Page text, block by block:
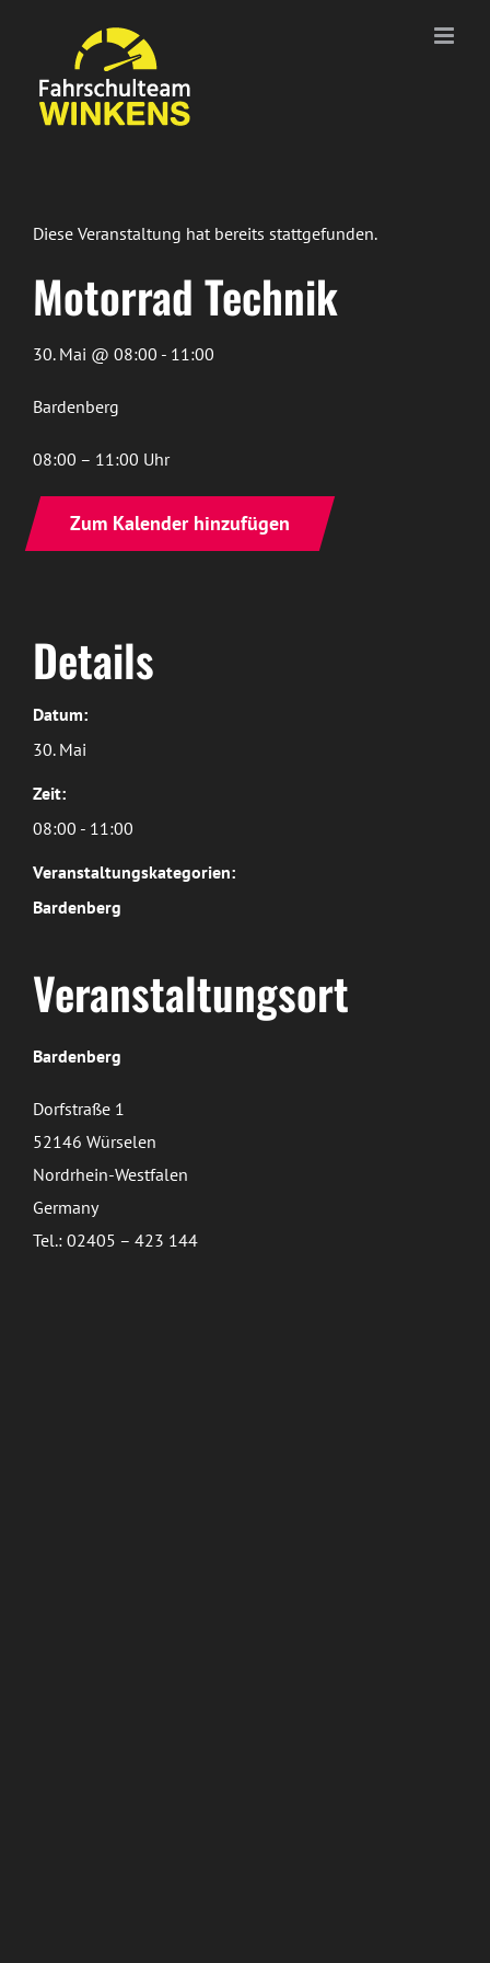
springen
Diese Veranstaltung hat bereits stattgefunden.
Motorrad Technik
30. Mai @ 08:00 - 11:00
Bardenberg
08:00 – 11:00 Uhr
Zum Kalender hinzufügen
Details
Datum:
30. Mai
Zeit:
08:00 - 11:00
Veranstaltungskategorien:
Bardenberg
Veranstaltungsort
Bardenberg
Dorfstraße 1
52146 Würselen
Nordrhein-Westfalen
Germany
Tel.: 02405 – 423 144